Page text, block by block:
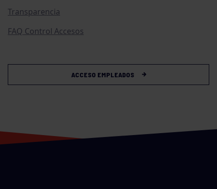
Transparencia
FAQ Control Accesos
ACCESO EMPLEADOS